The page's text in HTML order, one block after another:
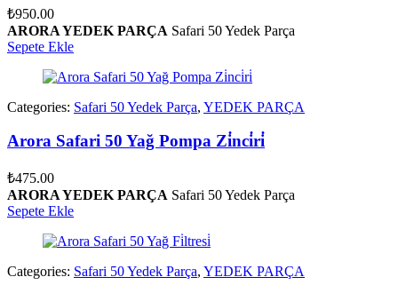
₺950.00
ARORA YEDEK PARÇA Safari 50 Yedek Parça
Sepete Ekle
Categories: Safari 50 Yedek Parça, YEDEK PARÇA
Arora Safari 50 Yağ Pompa Zi̇nci̇ri̇
₺475.00
ARORA YEDEK PARÇA Safari 50 Yedek Parça
Sepete Ekle
Categories: Safari 50 Yedek Parça, YEDEK PARÇA